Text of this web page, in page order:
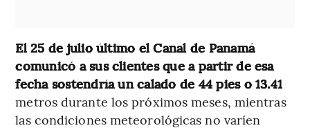
El 25 de julio último el Canal de Panamá
comunicó a sus clientes que a partir de esa
fecha sostendría un calado de 44 pies o 13.41
metros durante los próximos meses, mientras
las condiciones meteorológicas no varíen